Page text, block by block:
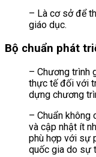
– Là cơ sở để
giáo dục.
Bộ chuẩn phát
– Chương trình
thực tế đối với
dựng chương
– Chuẩn không
và cập nhật ít
phù hợp với sự
quốc gia do sự